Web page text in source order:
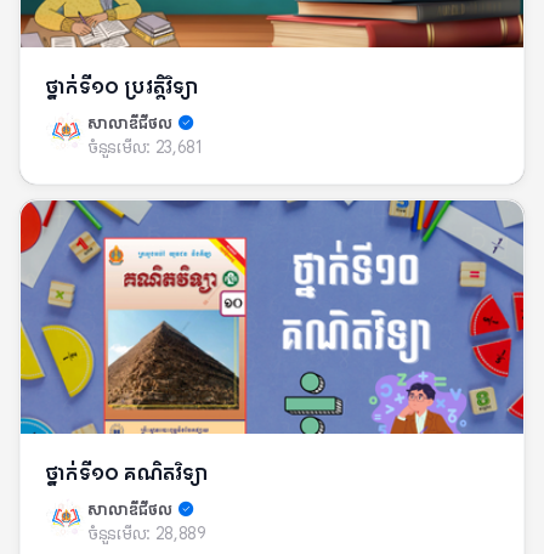
ថ្នាក់ទី១០ ប្រវត្តិវិទ្យា​
សាលាឌីជីថល
ចំនួនមើល: 23,681
ថ្នាក់ទី១០ គណិតវិទ្យា
សាលាឌីជីថល
ចំនួនមើល: 28,889